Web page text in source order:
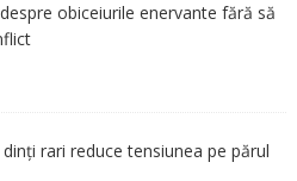
obiceiurile enervante fără să
rari reduce tensiunea pe părul